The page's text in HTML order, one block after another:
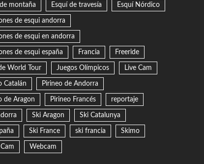
montaña Esquí de travesía Esquí Nórdico
de esqui andorra
de esqui en andorra
de esqui españa Francia Freeride
World Tour Juegos Olímpicos Live Cam
Catalán Pirineo de Andorra
de Aragon Pirineo Francés reportaje
Ski Aragon Ski Catalunya
Ski France ski francia Skimo
Webcam